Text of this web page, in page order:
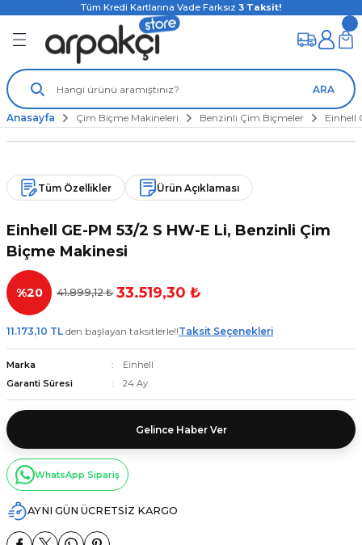
Tüm Kredi Kartlarına Vade Farksız 3 Taksit!
ARA
Anasayfa Çim Biçme Makineleri Benzinli Çim Biçmeler Einhell
Tüm Özellikler Ürün Açıklaması
Einhell GE-PM 53/2 S HW-E Li, Benzinli Çim
Biçme Makinesi
%20 41.899,12 ₺ 33.519,30 ₺
11.173,10 TL den başlayan taksitlerle!!Taksit Seçenekleri
Marka
Einhell
Garanti Süresi
24 Ay
Gelince Haber Ver
WhatsApp Sipariş
AYNI GÜN ÜCRETSİZ KARGO